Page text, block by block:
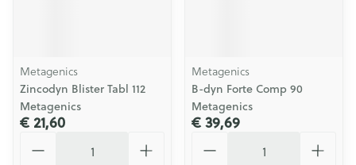
Metagenics
Zincodyn Blister Tabl 112
Metagenics
€ 21,60
Metagenics
B-dyn Forte Comp 90
Metagenics
€ 39,69